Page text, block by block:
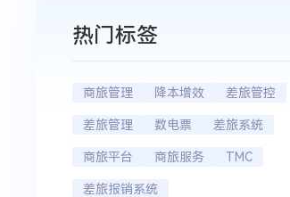
热门标签
商旅管理 降本增效 差旅管控
差旅管理 数电票 差旅系统
商旅平台 商旅服务 TMC
差旅报销系统